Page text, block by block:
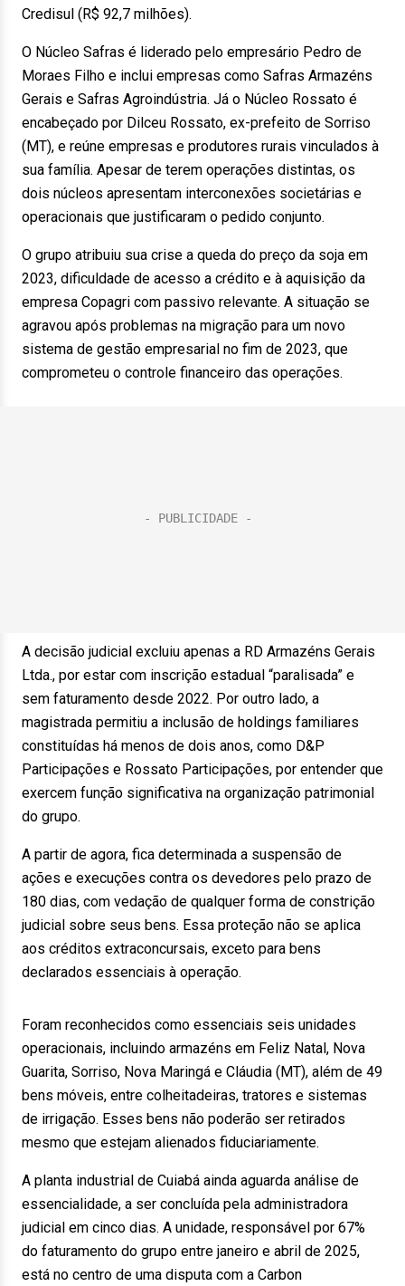
Credisul (R$ 92,7 milhões).
O Núcleo Safras é liderado pelo empresário Pedro de
Moraes Filho e inclui empresas como Safras Armazéns
Gerais e Safras Agroindústria. Já o Núcleo Rossato é
encabeçado por Dilceu Rossato, ex-prefeito de Sorriso
(MT), e reúne empresas e produtores rurais vinculados à
sua família. Apesar de terem operações distintas, os
dois núcleos apresentam interconexões societárias e
operacionais que justificaram o pedido conjunto.
O grupo atribuiu sua crise a queda do preço da soja em
2023, dificuldade de acesso a crédito e à aquisição da
empresa Copagri com passivo relevante. A situação se
agravou após problemas na migração para um novo
sistema de gestão empresarial no fim de 2023, que
comprometeu o controle financeiro das operações.
A decisão judicial excluiu apenas a RD Armazéns Gerais
Ltda., por estar com inscrição estadual “paralisada” e
sem faturamento desde 2022. Por outro lado, a
magistrada permitiu a inclusão de holdings familiares
constituídas há menos de dois anos, como D&P
Participações e Rossato Participações, por entender que
exercem função significativa na organização patrimonial
do grupo.
A partir de agora, fica determinada a suspensão de
ações e execuções contra os devedores pelo prazo de
180 dias, com vedação de qualquer forma de constrição
judicial sobre seus bens. Essa proteção não se aplica
aos créditos extraconcursais, exceto para bens
declarados essenciais à operação.
Foram reconhecidos como essenciais seis unidades
operacionais, incluindo armazéns em Feliz Natal, Nova
Guarita, Sorriso, Nova Maringá e Cláudia (MT), além de 49
bens móveis, entre colheitadeiras, tratores e sistemas
de irrigação. Esses bens não poderão ser retirados
mesmo que estejam alienados fiduciariamente.
A planta industrial de Cuiabá ainda aguarda análise de
essencialidade, a ser concluída pela administradora
judicial em cinco dias. A unidade, responsável por 67%
do faturamento do grupo entre janeiro e abril de 2025,
está no centro de uma disputa com a Carbon